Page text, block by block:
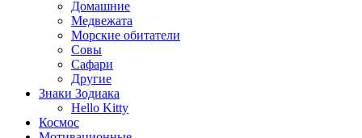
Домашние
Медвежата
Морские обитатели
Совы
Сафари
Другие
Знаки Зодиака
Hello Kitty
Космос